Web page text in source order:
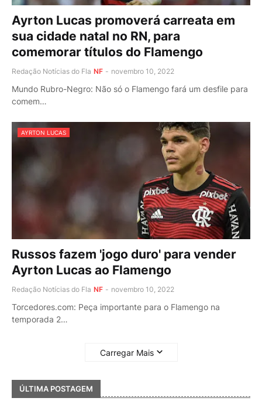
Ayrton Lucas promoverá carreata em
sua cidade natal no RN, para
comemorar títulos do Flamengo
Redação Notícias do Fla NF - novembro 10, 2022
Mundo Rubro-Negro: Não só o Flamengo fará um desfile para
comem…
AYRTON LUCAS
Russos fazem 'jogo duro' para vender
Ayrton Lucas ao Flamengo
Redação Notícias do Fla NF - novembro 10, 2022
Torcedores.com: Peça importante para o Flamengo na
temporada 2…
Carregar Mais
ÚLTIMA POSTAGEM